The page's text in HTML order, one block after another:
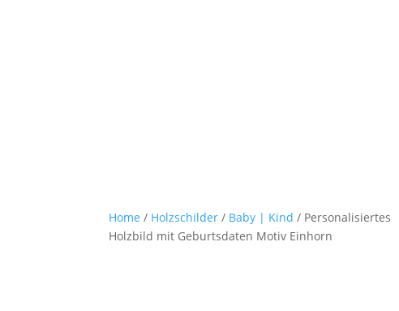
Home / Holzschilder / Baby | Kind / Personalisiertes
Holzbild mit Geburtsdaten Motiv Einhorn